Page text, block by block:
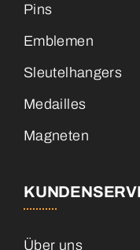
Pins
Emblemen
Sleutelhangers
Medailles
Magneten
Über uns